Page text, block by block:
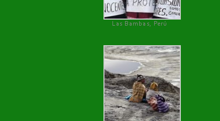
Las Bambas, Perú